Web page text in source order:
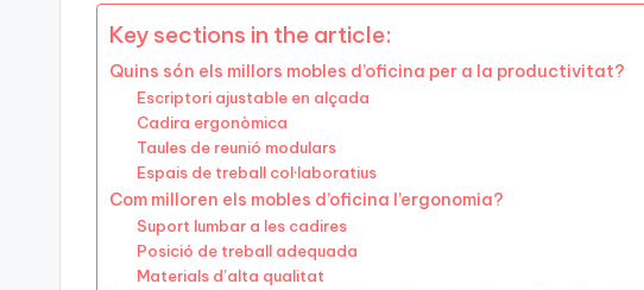
Key sections in the article:
Quins són els millors mobles d’oficina per a la productivitat?
Escriptori ajustable en alçada
Cadira ergonòmica
Taules de reunió modulars
Espais de treball col·laboratius
Com milloren els mobles d’oficina l’ergonomia?
Suport lumbar a les cadires
Posició de treball adequada
Materials d’alta qualitat